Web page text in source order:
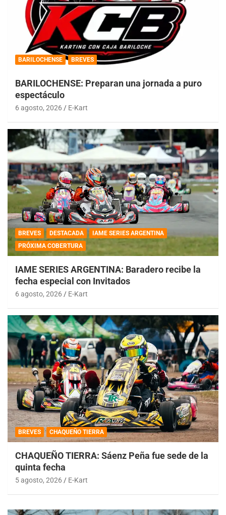
BARILOCHENSE BREVES
BARILOCHENSE: Preparan una jornada a puro
espectáculo
6 agosto, 2026 E-Kart
BREVES DESTACADA
IAME SERIES ARGENTINA
PRÓXIMA COBERTURA
IAME SERIES ARGENTINA: Baradero recibe la
fecha especial con Invitados
6 agosto, 2026 E-Kart
BREVES CHAQUEÑO TIERRA
CHAQUEÑO TIERRA: Sáenz Peña fue sede de la
quinta fecha
5 agosto, 2026 E-Kart